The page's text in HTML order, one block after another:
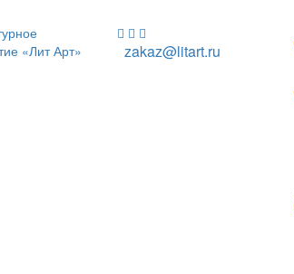
zakaz@litart.ru